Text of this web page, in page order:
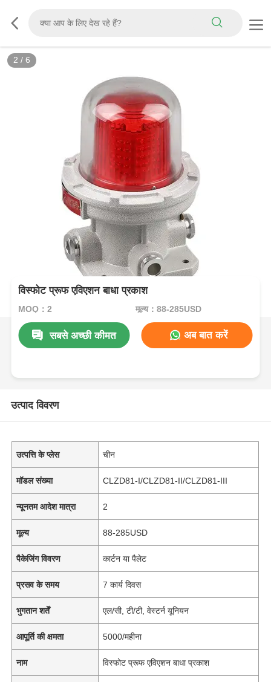
2 / 6
विस्फोट प्रूफ एविएशन बाधा प्रकाश
MOQ：2 मूल्य：88-285USD
सबसे अच्छी कीमत अब बात करें
उत्पाद विवरण
उत्पत्ति के प्लेस चीन
मॉडल संख्या CLZD81-I/CLZD81-II/CLZD81-III
न्यूनतम आदेश मात्रा 2
मूल्य 88-285USD
पैकेजिंग विवरण कार्टन या पैलेट
प्रसव के समय 7 कार्य दिवस
भुगतान शर्तें एल/सी, टी/टी, वेस्टर्न यूनियन
आपूर्ति की क्षमता 5000/महीना
नाम विस्फोट प्रूफ एविएशन बाधा प्रकाश